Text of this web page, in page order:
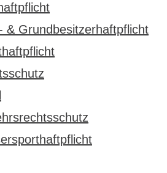
& Grundbesitzerhaftpflicht